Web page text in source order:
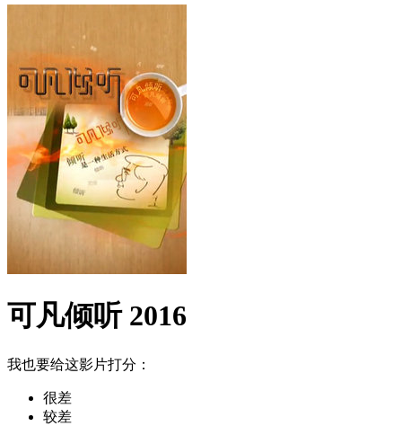
可凡倾听 2016
我也要给这影片打分：
很差
较差